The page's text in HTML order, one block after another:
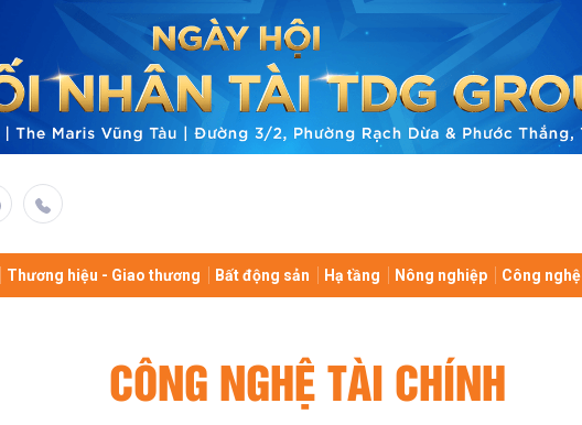
Thương hiệu - Giao thương Bất động sản Hạ tầng Nông nghiệp Công nghệ
CÔNG NGHỆ TÀI CHÍNH